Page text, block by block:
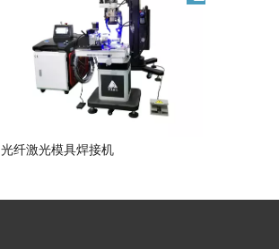
光纤激光模具焊接机